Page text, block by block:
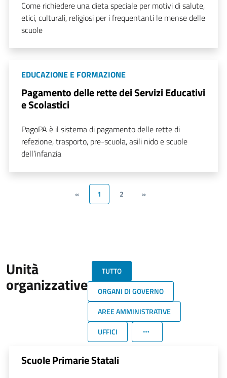
Come richiedere una dieta speciale per motivi di salute,
etici, culturali, religiosi per i frequentanti le mense delle
scuole
EDUCAZIONE E FORMAZIONE
Pagamento delle rette dei Servizi Educativi
e Scolastici
PagoPA è il sistema di pagamento delle rette di
refezione, trasporto, pre-scuola, asili nido e scuole
dell’infanzia
« 1 2 »
Unità
organizzative
TUTTO
ORGANI DI GOVERNO
AREE AMMINISTRATIVE
UFFICI
Scuole Primarie Statali